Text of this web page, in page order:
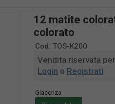
12 matite
colorato
Cod: TOS-K200
Vendita riservata
Login o Registrati
Giacenza